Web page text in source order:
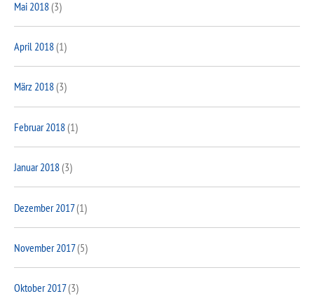
Mai 2018(3)
April 2018(1)
März 2018(3)
Februar 2018(1)
Januar 2018(3)
Dezember 2017(1)
November 2017(5)
Oktober 2017(3)